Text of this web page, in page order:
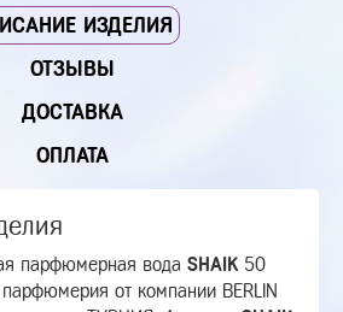
ИЗДЕЛИЯ
ОТЗЫВЫ
ДОСТАВКА
ОПЛАТА
парфюмерная вода SHAIK 50
от компании BERLIN